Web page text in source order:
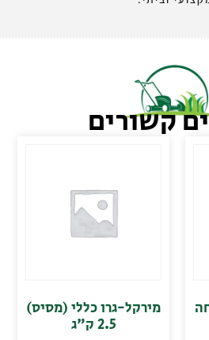
קשורים
מירקל-גרו כללי (מסיס)
2.5 ק"ג